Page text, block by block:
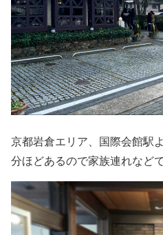
京都岩倉エリア、国際会館駅
分ほどあるので家族連れなど